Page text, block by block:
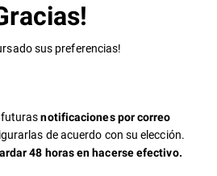
sus preferencias!
futurasnotificaciones por correo
de acuerdo con su elección.
48 horas en hacerse efectivo.